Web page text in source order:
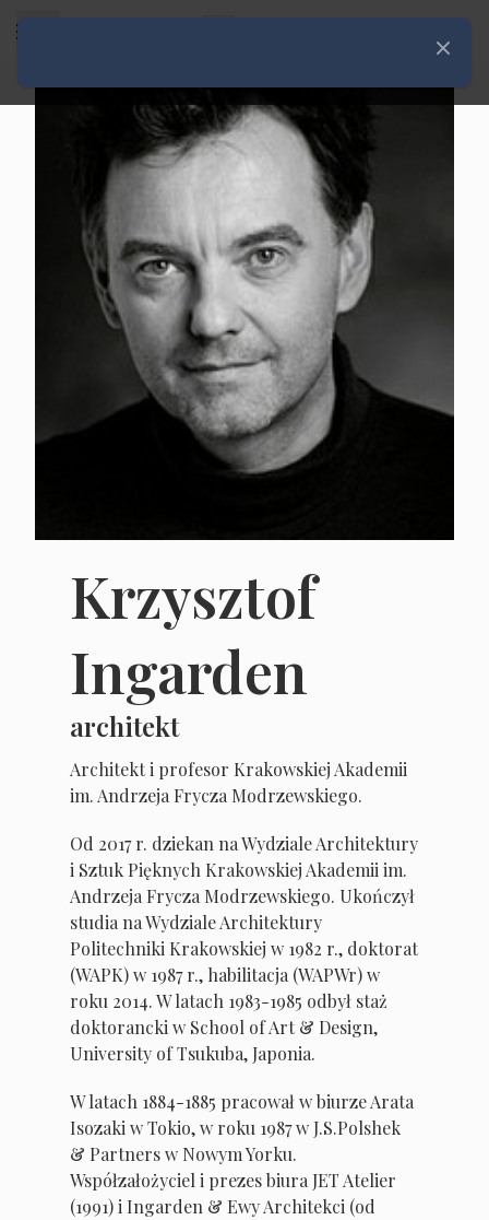
Krzysztof
Ingarden
architekt
Architekt i profesor Krakowskiej Akademii
im. Andrzeja Frycza Modrzewskiego.
Od 2017 r. dziekan na Wydziale Architektury
i Sztuk Pięknych Krakowskiej Akademii im.
Andrzeja Frycza Modrzewskiego. Ukończył
studia na Wydziale Architektury
Politechniki Krakowskiej w 1982 r., doktorat
(WAPK) w 1987 r., habilitacja (WAPWr) w
roku 2014. W latach 1983-1985 odbył staż
doktorancki w School of Art & Design,
University of Tsukuba, Japonia.
W latach 1884-1885 pracował w biurze Arata
Isozaki w Tokio, w roku 1987 w J.S.Polshek
& Partners w Nowym Yorku.
Współzałożyciel i prezes biura JET Atelier
(1991) i Ingarden & Ewy Architekci (od
Zamknij